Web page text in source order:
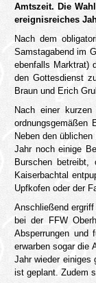
Amtszeit. Die
ereignisreiches
Nach dem
Samstagabend im
ebenfalls Marktrat)
den Gottesdienst
Braun und Erich
Nach einer
ordnungsgemäßen
Neben den
Jahr noch einige
Burschen betreibt,
Kaiserbachtal
Upfkofen oder der
Anschließend
bei der FFW
Absperrungen und
erwarben sogar die
Jahr wieder einiges
ist geplant. Zudem